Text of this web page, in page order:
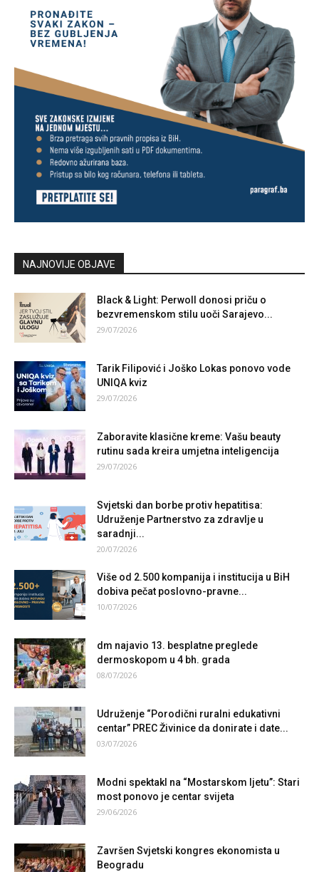
NAJNOVIJE OBJAVE
Black & Light: Perwoll donosi priču o
bezvremenskom stilu uoči Sarajevo...
29/07/2026
Tarik Filipović i Joško Lokas ponovo vode
UNIQA kviz
29/07/2026
Zaboravite klasične kreme: Vašu beauty
rutinu sada kreira umjetna inteligencija
29/07/2026
Svjetski dan borbe protiv hepatitisa:
Udruženje Partnerstvo za zdravlje u
saradnji...
20/07/2026
Više od 2.500 kompanija i institucija u BiH
dobiva pečat poslovno-pravne...
10/07/2026
dm najavio 13. besplatne preglede
dermoskopom u 4 bh. grada
08/07/2026
Udruženje “Porodični ruralni edukativni
centar” PREC Živinice da donirate i date...
03/07/2026
Modni spektakl na “Mostarskom ljetu”: Stari
most ponovo je centar svijeta
29/06/2026
Završen Svjetski kongres ekonomista u
Beogradu